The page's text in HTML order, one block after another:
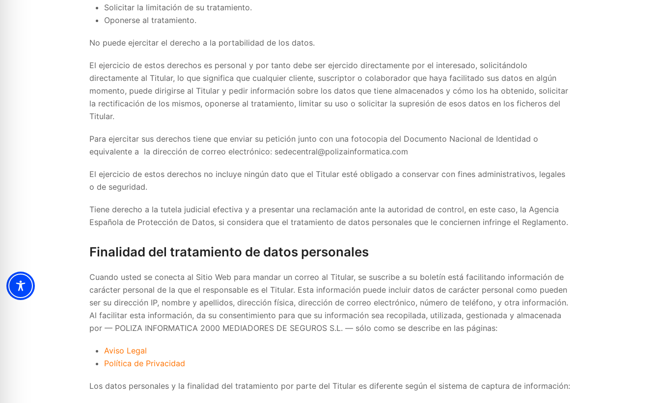
Solicitar la limitación de su tratamiento.
Oponerse al tratamiento.
No puede ejercitar el derecho a la portabilidad de los datos.
El ejercicio de estos derechos es personal y por tanto debe ser ejercido directamente por el interesado, solicitándolo
directamente al Titular, lo que significa que cualquier cliente, suscriptor o colaborador que haya facilitado sus datos en algún
momento, puede dirigirse al Titular y pedir información sobre los datos que tiene almacenados y cómo los ha obtenido, solicitar
la rectificación de los mismos, oponerse al tratamiento, limitar su uso o solicitar la supresión de esos datos en los ficheros del
Titular.
Para ejercitar sus derechos tiene que enviar su petición junto con una fotocopia del Documento Nacional de Identidad o
equivalente a la dirección de correo electrónico: sedecentral@polizainformatica.com
El ejercicio de estos derechos no incluye ningún dato que el Titular esté obligado a conservar con fines administrativos, legales
o de seguridad.
Tiene derecho a la tutela judicial efectiva y a presentar una reclamación ante la autoridad de control, en este caso, la Agencia
Española de Protección de Datos, si considera que el tratamiento de datos personales que le conciernen infringe el Reglamento.
Finalidad del tratamiento de datos personales
Cuando usted se conecta al Sitio Web para mandar un correo al Titular, se suscribe a su boletín está facilitando información de
carácter personal de la que el responsable es el Titular. Esta información puede incluir datos de carácter personal como pueden
ser su dirección IP, nombre y apellidos, dirección física, dirección de correo electrónico, número de teléfono, y otra información.
Al facilitar esta información, da su consentimiento para que su información sea recopilada, utilizada, gestionada y almacenada
por — POLIZA INFORMATICA 2000 MEDIADORES DE SEGUROS S.L. — sólo como se describe en las páginas:
Aviso Legal
Política de Privacidad
Los datos personales y la finalidad del tratamiento por parte del Titular es diferente según el sistema de captura de información: